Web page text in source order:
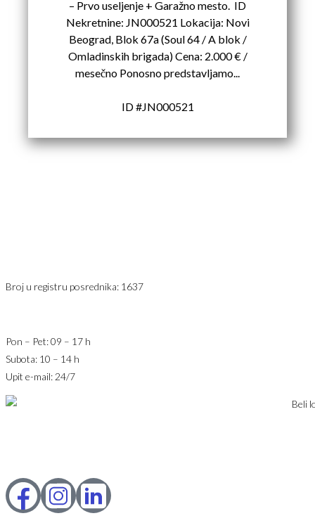
– Prvo useljenje + Garažno mesto. ID
Nekretnine: JN000521 Lokacija: Novi
Beograd, Blok 67a (Soul 64 / A blok /
Omladinskih brigada) Cena: 2.000 € /
mesečno Ponosno predstavljamo...
ID #JN000521
Broj u registru posrednika: 1637
Pon – Pet: 09 – 17 h
Subota: 10 – 14 h
Upit e-mail: 24/7